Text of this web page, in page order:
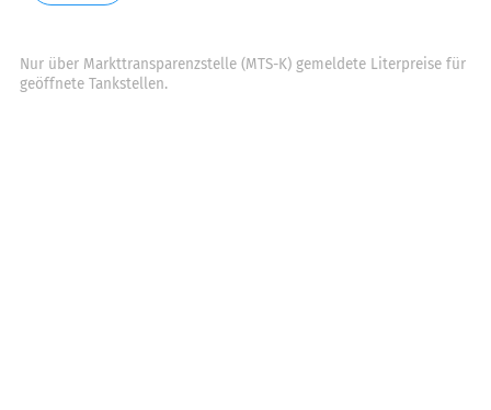
Nur über Markttransparenzstelle (MTS-K) gemeldete Literpreise für
geöffnete Tankstellen.